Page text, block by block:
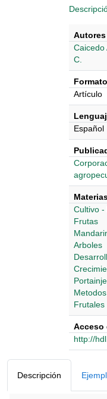
Caicedo
C.
Artículo
Español
Cultivo -
Frutas
Arboles
Metodos
Frutales
Acceso
http://
Descripción